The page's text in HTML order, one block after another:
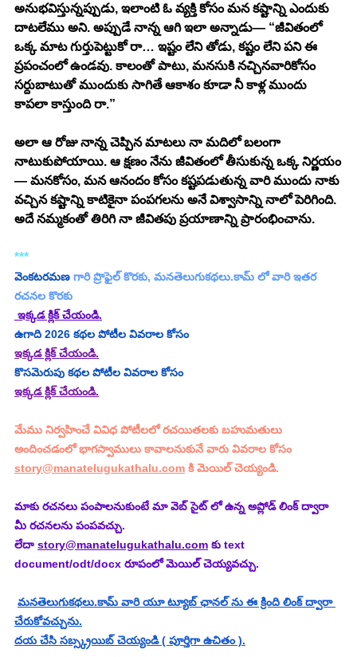
అనుభవిస్తున్నప్పుడు, ఇలాంటి ఓ వ్యక్తి కోసం మన కష్టాన్ని ఎందుకు
దాటలేము అని. అప్పుడే నాన్న ఆగి ఇలా అన్నాడు— “జీవితంలో
ఒక్క మాట గుర్తుపెట్టుకో రా… ఇష్టం లేని తోడు, కష్టం లేని పని ఈ
ప్రపంచంలో ఉండవు. కాలంతో పాటు, మనసుకి నచ్చినవారికోసం
సర్దుబాటుతో ముందుకు సాగితే ఆకాశం కూడా నీ కాళ్ల ముందు
కాపలా కాస్తుంది రా.”
అలా ఆ రోజు నాన్న చెప్పిన మాటలు నా మదిలో బలంగా
నాటుకుపోయాయి. ఆ క్షణం నేను జీవితంలో తీసుకున్న ఒక్క నిర్ణయం
— మనకోసం, మన ఆనందం కోసం కష్టపడుతున్న వారి ముందు నాకు
వచ్చిన కష్టాన్ని కాటికైనా పంపగలను అనే విశ్వాసాన్ని నాలో పెరిగింది.
అదే నమ్మకంతో తిరిగి నా జీవితపు ప్రయాణాన్ని ప్రారంభించాను.
***
వెంకటరమణ గారి ప్రొఫైల్ కొరకు, మనతెలుగుకథలు.కామ్ లో వారి ఇతర
రచనల కొరకు
ఇక్కడ క్లిక్ చేయండి.
ఉగాది 2026 కథల పోటీల వివరాల కోసం
ఇక్కడ క్లిక్ చేయండి.
కొసమెరుపు కథల పోటీల వివరాల కోసం
ఇక్కడ క్లిక్ చేయండి.
మేము నిర్వహించే వివిధ పోటీలలో రచయితలకు బహుమతులు
అందించడంలో భాగస్వాములు కావాలనుకునే వారు వివరాల కోసం
story@manatelugukathalu.com కి మెయిల్ చెయ్యండి.
మాకు రచనలు పంపాలనుకుంటే మా వెబ్ సైట్ లో ఉన్న అప్లోడ్ లింక్ ద్వారా
మీ రచనలను పంపవచ్చు.
లేదా story@manatelugukathalu.com కు text
document/odt/docx రూపంలో మెయిల్ చెయ్యవచ్చు.
మనతెలుగుకథలు.కామ్ వారి యూ ట్యూబ్ ఛానల్ ను ఈ క్రింది లింక్ ద్వారా
చేరుకోవచ్చును.
దయ చేసి సబ్స్క్రయిబ్ చెయ్యండి ( పూర్తిగా ఉచితం ).